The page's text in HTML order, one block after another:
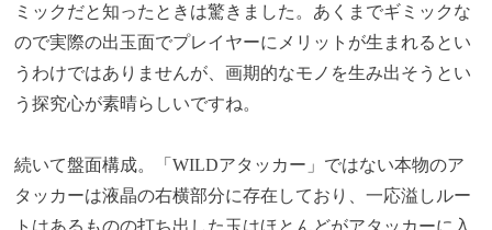
ミックだと知ったときは驚きました。あくまでギミックな
ので実際の出玉面でプレイヤーにメリットが生まれるとい
うわけではありませんが、画期的なモノを生み出そうとい
う探究心が素晴らしいですね。
続いて盤面構成。「WILDアタッカー」ではない本物のア
タッカーは液晶の右横部分に存在しており、一応溢しルー
トはあるものの打ち出した玉はほとんどがアタッカーに入